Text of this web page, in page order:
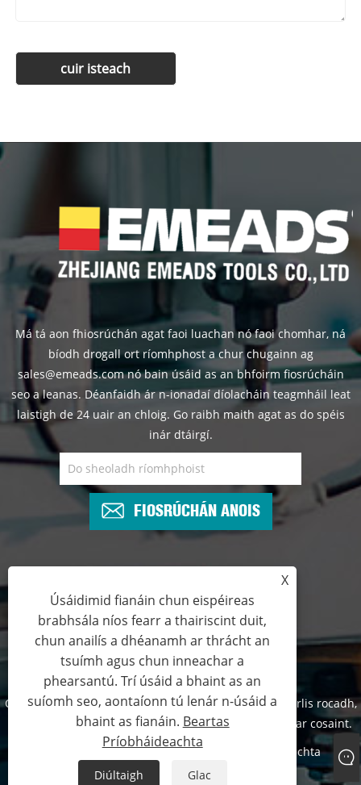
Má tá aon fhiosrúchán agat faoi luachan nó faoi chomhar, ná
bíodh drogall ort ríomhphost a chur chugainn ag
sales@emeads.com nó bain úsáid as an bhfoirm fiosrúcháin
seo a leanas. Déanfaidh ár n-ionadaí díolacháin teagmháil leat
laistigh de 24 uair an chloig. Go raibh maith agat as do spéis
inár dtáirgí.
FIOSRÚCHÁN ANOIS
sales@emeads.com
Cóipcheart © 2023 Zhejiang Emeads Tools Co.,Ltd. - Uirlis rocadh,
Uirlis ghearrtha hiodrálach, Uirlis pollta - Gach ceart ar cosaint.
Sitemap RSS XML Beartas Príobháideachta
X
Úsáidimid fianáin chun eispéireas
brabhsála níos fearr a thairiscint duit,
chun anailís a dhéanamh ar thrácht an
tsuímh agus chun inneachar a
phearsantú. Trí úsáid a bhaint as an
suíomh seo, aontaíonn tú lenár n-úsáid a
bhaint as fianáin. Beartas
Príobháideachta
Diúltaigh Glac